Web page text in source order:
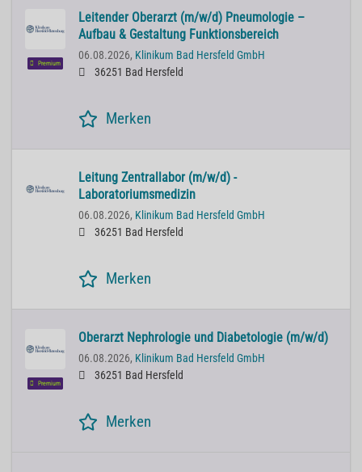
Premium
Leitender Oberarzt (m/w/d) Pneumologie –
Aufbau & Gestaltung Funktionsbereich
06.08.2026, Klinikum Bad Hersfeld GmbH
36251 Bad Hersfeld
Merken
Leitung Zentrallabor (m/w/d) -
Laboratoriumsmedizin
06.08.2026, Klinikum Bad Hersfeld GmbH
36251 Bad Hersfeld
Merken
Premium
Oberarzt Nephrologie und Diabetologie (m/w/d)
06.08.2026, Klinikum Bad Hersfeld GmbH
36251 Bad Hersfeld
Merken